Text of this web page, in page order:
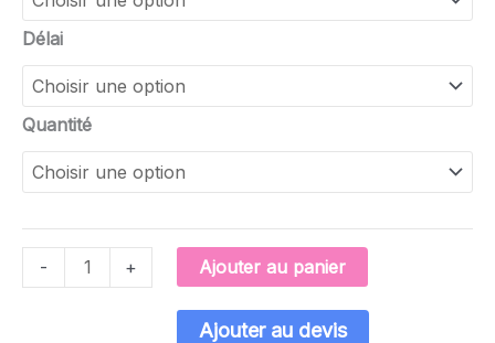
Délai
Quantité
- + Ajouter au panier
Ajouter au devis